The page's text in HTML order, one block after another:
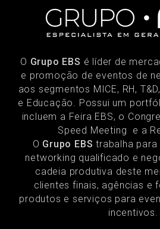
O Grupo EBS é líder de
e promoção de eventos de
aos segmentos MICE, RH,
e Educação. Possui um
incluem a Feira EBS, o
Speed Meeting e a
O Grupo EBS trabalha
networking qualificado e
cadeia produtiva deste
clientes finais, agências e
produtos e serviços para
incentivos.